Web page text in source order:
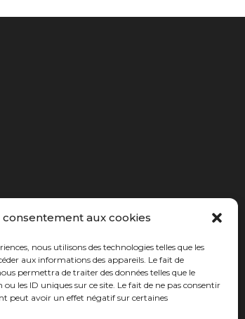
consentement aux cookies
nous utilisons des technologies telles que les
aux informations des appareils. Le fait de
permettra de traiter des données telles que le
les ID uniques sur ce site. Le fait de ne pas consentir
peut avoir un effet négatif sur certaines